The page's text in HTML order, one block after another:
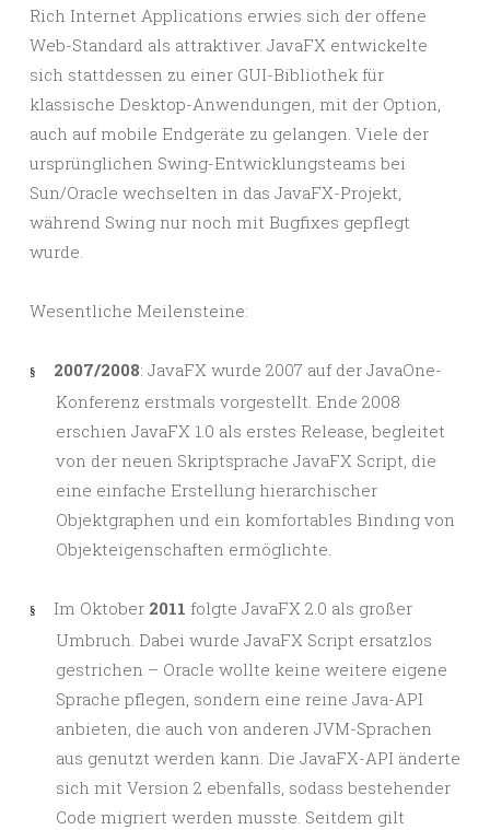
Rich Internet Applications erwies sich der offene
Web-Standard als attraktiver. JavaFX entwickelte
sich stattdessen zu einer GUI-Bibliothek für
klassische Desktop-Anwendungen, mit der Option,
auch auf mobile Endgeräte zu gelangen. Viele der
ursprünglichen Swing-Entwicklungsteams bei
Sun/Oracle wechselten in das JavaFX-Projekt,
während Swing nur noch mit Bugfixes gepflegt
wurde.
Wesentliche Meilensteine:
§ 2007/2008: JavaFX wurde 2007 auf der JavaOne-
Konferenz erstmals vorgestellt. Ende 2008
erschien JavaFX 1.0 als erstes Release, begleitet
von der neuen Skriptsprache JavaFX Script, die
eine einfache Erstellung hierarchischer
Objektgraphen und ein komfortables Binding von
Objekteigenschaften ermöglichte.
§ Im Oktober 2011 folgte JavaFX 2.0 als großer
Umbruch. Dabei wurde JavaFX Script ersatzlos
gestrichen – Oracle wollte keine weitere eigene
Sprache pflegen, sondern eine reine Java-API
anbieten, die auch von anderen JVM-Sprachen
aus genutzt werden kann. Die JavaFX-API änderte
sich mit Version 2 ebenfalls, sodass bestehender
Code migriert werden musste. Seitdem gilt